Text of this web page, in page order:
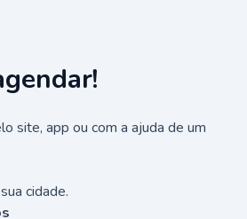
site, app ou com a ajuda de um
cidade.